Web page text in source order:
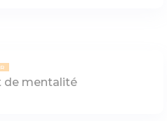
de mentalité